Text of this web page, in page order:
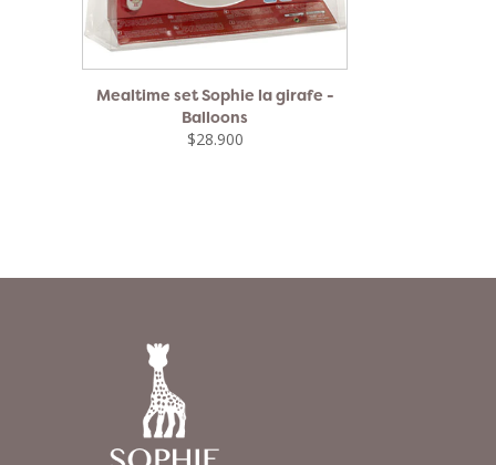
Mealtime set Sophie la girafe -
Balloons
$28.900